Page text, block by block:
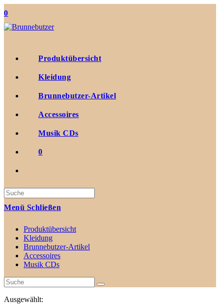
Inhalt
springen
0
Produktübersicht
Kleidung
Brunnebutzer-Artikel
Accessoires
Musik CDs
0
Suche
nach:
Menü Schließen
Produktübersicht
Kleidung
Brunnebutzer-Artikel
Accessoires
Musik CDs
Ausgewählt: